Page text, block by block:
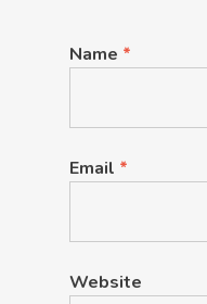
Name *
Email *
Website